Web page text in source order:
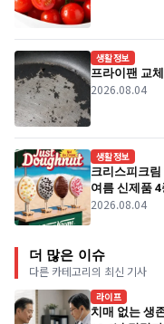
생활정보
프라이팬 교
2026.08.04
생활정보
크리스피크
여름 신제품 4
2026.08.04
더 많은 이슈
다른 카테고리의 최신 기사
라이프
치매 없는 생